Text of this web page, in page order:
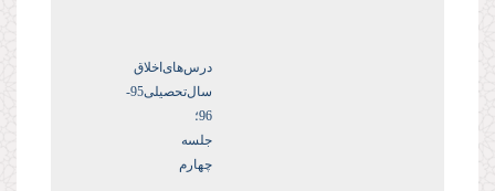
درس‌های‌اخلاق
سال‌تحصیلی‌95-
96؛
جلسه
چهارم